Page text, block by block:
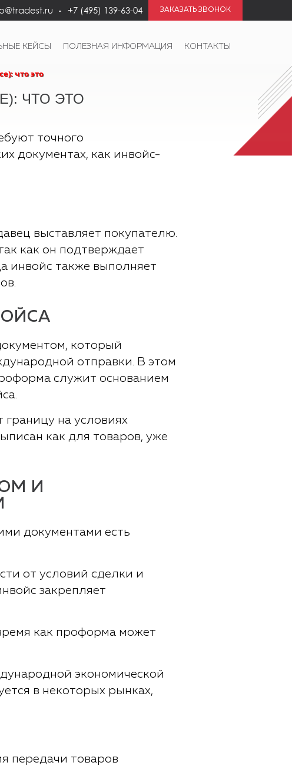
ЗАКАЗАТЬ ЗВОНОК
+7 (495) 139-63-04
КЕЙСЫ ПОЛЕЗНАЯ ИНФОРМАЦИЯ КОНТАКТЫ
что это
ЧТО ЭТО
точного
документах, как инвойс-
выставляет покупателю.
как он подтверждает
инвойс также выполняет
который
отправки. В этом
служит основанием
на условиях
как для товаров, уже
И
документами есть
от условий сделки и
закрепляет
как проформа может
экономической
в некоторых рынках,
передачи товаров